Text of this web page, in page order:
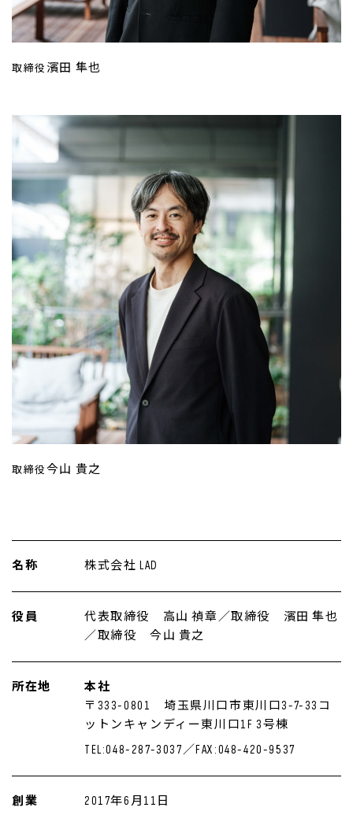
取締役 濱田 隼也
取締役今山 貴之
名称 株式会社 LAD
役員
代表取締役 高山 禎章／取締役 濱田 隼也
／取締役 今山 貴之
所在地
本社
〒333-0801 埼玉県川口市東川口3-7-33コ
ットンキャンディー東川口1F 3号棟
TEL:048-287-3037／FAX:048-420-9537
創業 2017年6月11日